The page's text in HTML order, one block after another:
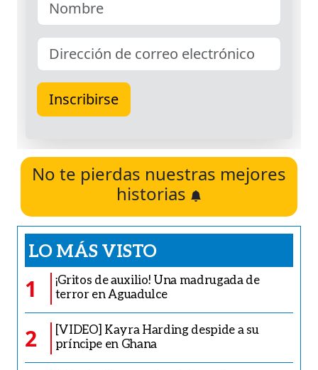
No te pierdas nuestras mejores
historias
LO MÁS VISTO
1
¡Gritos de auxilio! Una madrugada de
terror en Aguadulce
2
[VIDEO] Kayra Harding despide a su
príncipe en Ghana